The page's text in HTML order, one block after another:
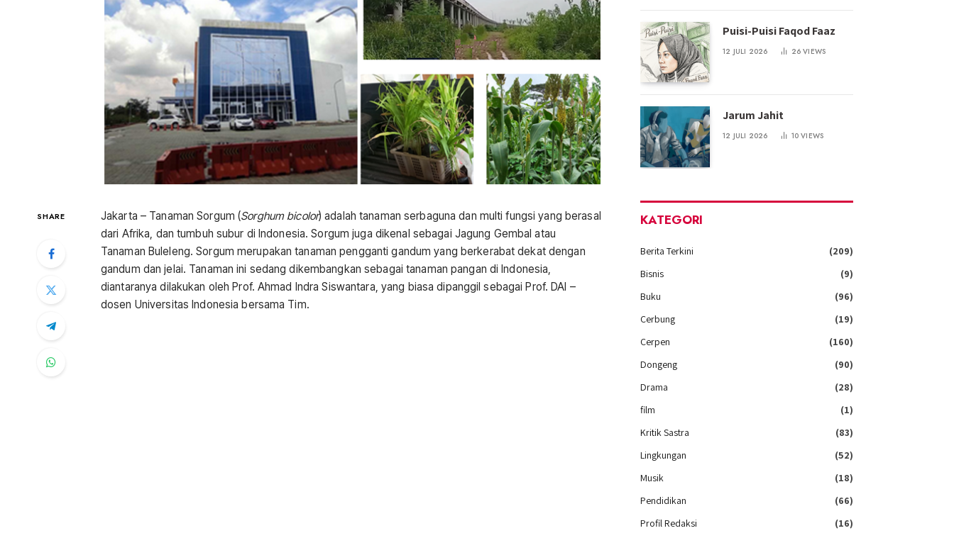
SHARE Jakarta – Tanaman Sorgum (Sorghum bicolor) adalah tanaman serbaguna dan multi fungsi yang berasal
dari Afrika, dan tumbuh subur di Indonesia. Sorgum juga dikenal sebagai Jagung Gembal atau
Tanaman Buleleng. Sorgum merupakan tanaman pengganti gandum yang berkerabat dekat dengan
gandum dan jelai. Tanaman ini sedang dikembangkan sebagai tanaman pangan di Indonesia,
diantaranya dilakukan oleh Prof. Ahmad Indra Siswantara, yang biasa dipanggil sebagai Prof. DAI –
dosen Universitas Indonesia bersama Tim.
Puisi-Puisi Faqod Faaz
12 JULI 2026 26VIEWS
Jarum Jahit
12 JULI 2026 10VIEWS
KATEGORI
Berita Terkini
(209)
Bisnis
(9)
Buku
(96)
Cerbung
(19)
Cerpen
(160)
Dongeng
(90)
Drama
(28)
film
(1)
Kritik Sastra
(83)
Lingkungan
(52)
Musik
(18)
Pendidikan
(66)
Profil Redaksi
(16)